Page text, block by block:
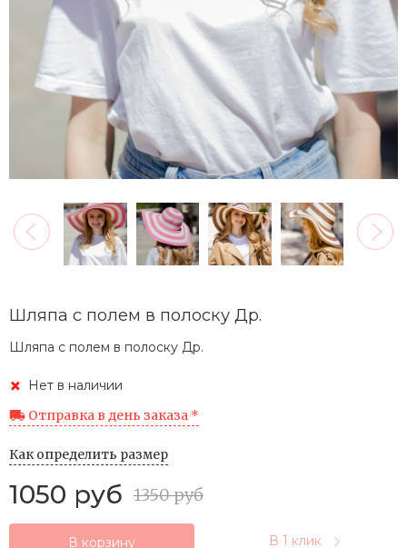
Шляпа с полем в полоску Др.
Шляпа с полем в полоску Др.
Нет в наличии
Отправка в день заказа *
Как определить размер
1050 руб 1350 руб
В корзину В 1 клик